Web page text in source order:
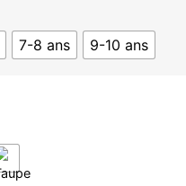
7-8 ans 9-10 ans